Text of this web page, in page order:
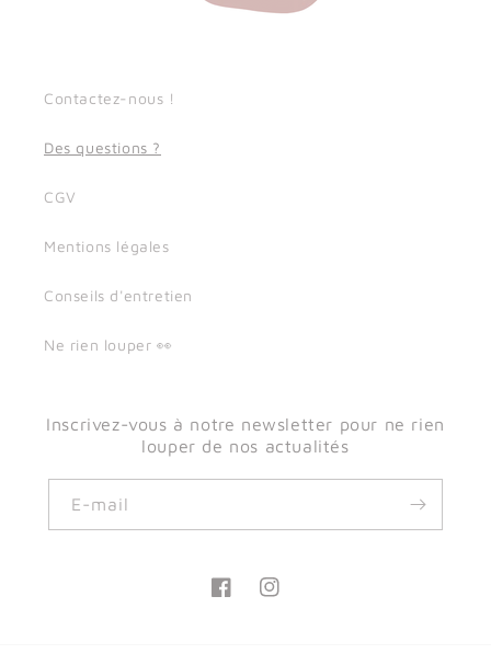
Contactez-nous !
Des questions ?
CGV
Mentions légales
Conseils d'entretien
Ne rien louper 👀
Inscrivez-vous à notre newsletter pour ne rien
louper de nos actualités
E-mail
FacebookInstagram